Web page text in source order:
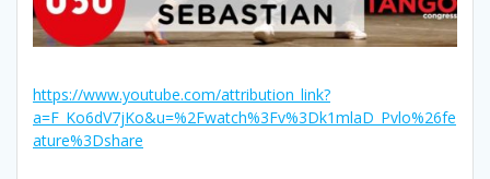
https://www.youtube.com/attribution_link?
a=F_Ko6dV7jKo&u=%2Fwatch%3Fv%3Dk1mlaD_Pvlo%26fe
ature%3Dshare